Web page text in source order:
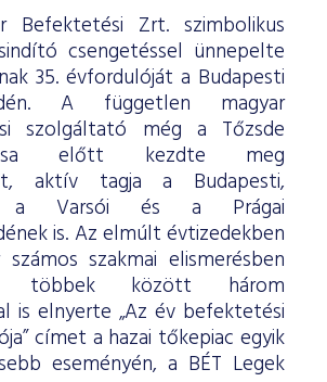
Befektetési Zrt. szimbolikus
csengetéssel ünnepelte
35. évfordulóját a Budapesti
A független magyar
szolgáltató még a Tőzsde
előtt kezdte meg
aktív tagja a Budapesti,
a Varsói és a Prágai
is. Az elmúlt évtizedekben
szakmai elismerésben
többek között három
is elnyerte „Az év befektetési
címet a hazai tőkepiac egyik
eseményén, a BÉT Legek